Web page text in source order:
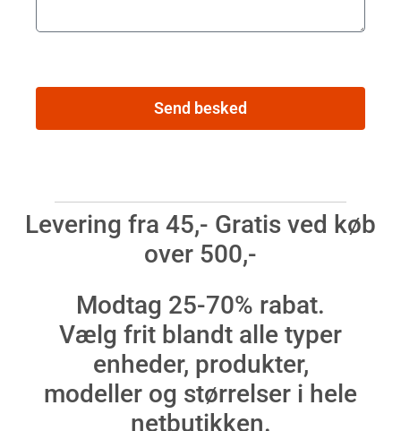
Send besked
Levering fra 45,- Gratis ved køb
over 500,-
Modtag 25-70% rabat.
Vælg frit blandt alle typer
enheder, produkter,
modeller og størrelser i hele
netbutikken.